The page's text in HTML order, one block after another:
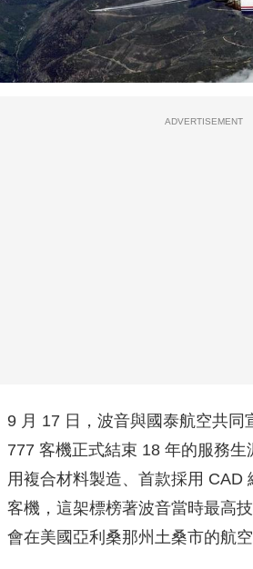
ADVERTISEMENT
9 月 17 日，波音與國泰航空共同
777 客機正式結束 18 年的服務
用複合材料製造、首款採用 CAD
客機，這架標榜著波音當時最高
會在美國亞利桑那州土桑市的航空